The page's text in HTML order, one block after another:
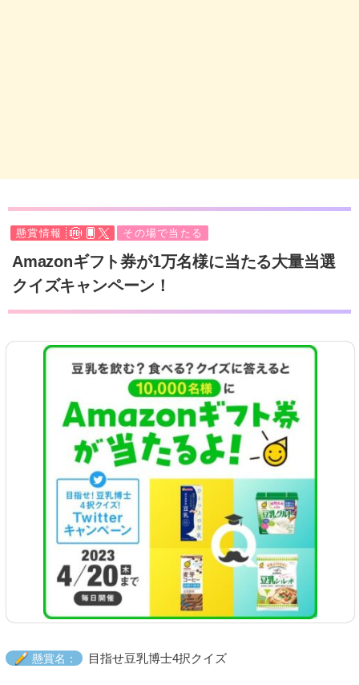
懸賞情報 その場で当たる
Amazonギフト券が1万名様に当たる大量当選
クイズキャンペーン！
懸賞名： 目指せ豆乳博士4択クイズ